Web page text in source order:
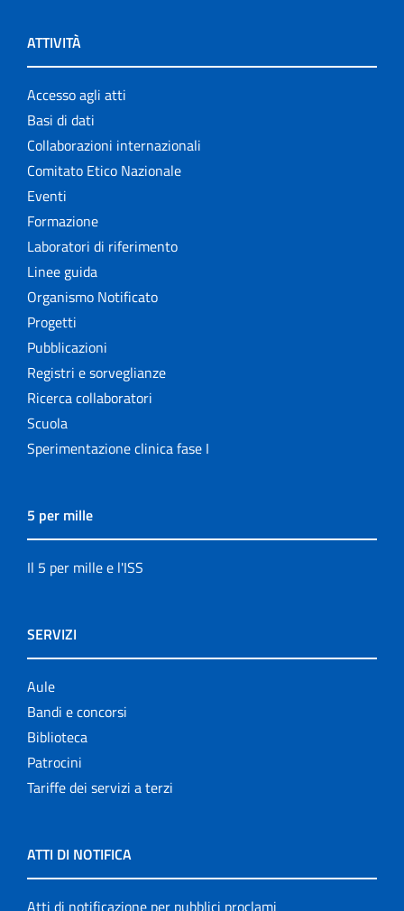
ATTIVITÀ
Accesso agli atti
Basi di dati
Collaborazioni internazionali
Comitato Etico Nazionale
Eventi
Formazione
Laboratori di riferimento
Linee guida
Organismo Notificato
Progetti
Pubblicazioni
Registri e sorveglianze
Ricerca collaboratori
Scuola
Sperimentazione clinica fase I
5 per mille
Il 5 per mille e l'ISS
SERVIZI
Aule
Bandi e concorsi
Biblioteca
Patrocini
Tariffe dei servizi a terzi
ATTI DI NOTIFICA
Atti di notificazione per pubblici proclami